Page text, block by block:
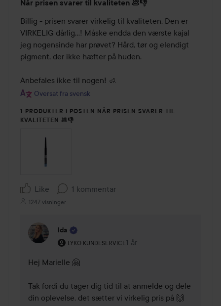
2
ud
af
5
Når prisen svarer til kvaliteten 💩👎
Billig - prisen svarer virkelig til kvaliteten. Den er
VIRKELIG dårlig...! Måske endda den værste kajal
jeg nogensinde har prøvet? Hård, tør og elendigt
pigment, der ikke hæfter på huden.
Anbefales ikke til nogen! 🚮
Oversat fra svensk
1 PRODUKTER I POSTEN NÅR PRISEN SVARER TIL
KVALITETEN 💩👎
Like 1 kommentar
1247 visninger
Ida
LYKO KUNDESERVICE
Brugerens rolle: Lyko Kundeservice.
1 år
Kommentaren lades 1 år
Hej Marielle 🤗
Tak fordi du tager dig tid til at anmelde og dele
din oplevelse, det sætter vi virkelig pris på 🙌